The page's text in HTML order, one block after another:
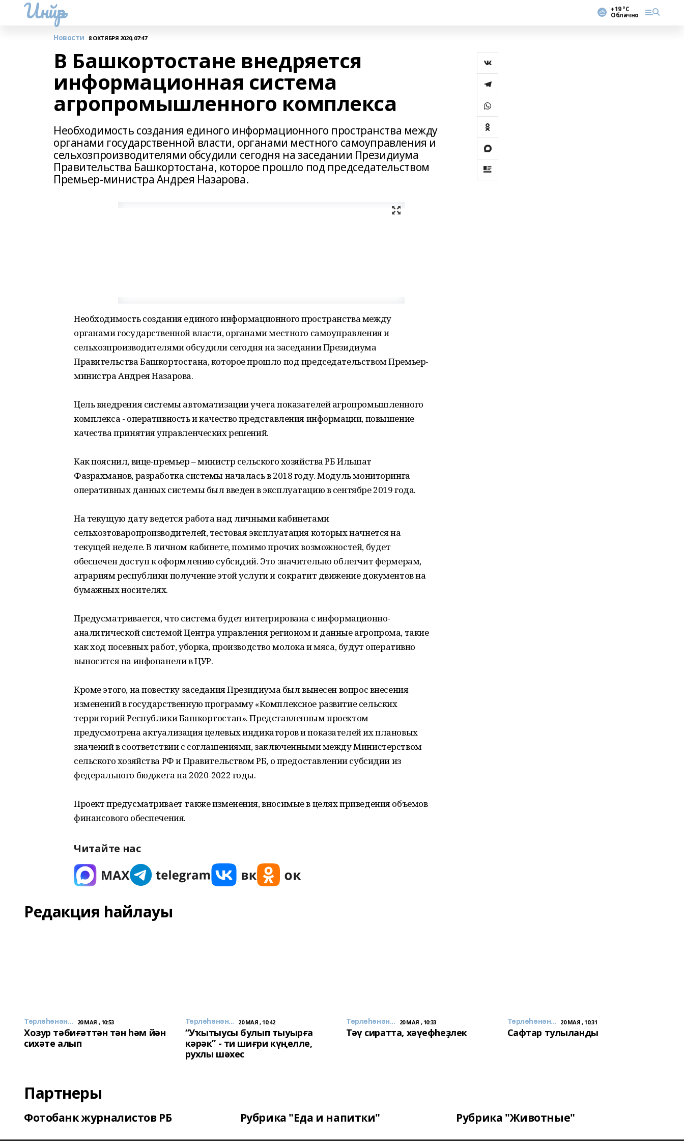
Инйәр +19 °С
Облачно
Новости 8 ОКТЯБРЯ 2020, 07:47
В Башкортостане внедряется
информационная система
агропромышленного комплекса
Необходимость создания единого информационного пространства между
органами государственной власти, органами местного самоуправления и
сельхозпроизводителями обсудили сегодня на заседании Президиума
Правительства Башкортостана, которое прошло под председательством
Премьер-министра Андрея Назарова.
Необходимость создания единого информационного пространства между
органами государственной власти, органами местного самоуправления и
сельхозпроизводителями обсудили сегодня на заседании Президиума
Правительства Башкортостана, которое прошло под председательством Премьер-
министра Андрея Назарова.
Цель внедрения системы автоматизации учета показателей агропромышленного
комплекса - оперативность и качество представления информации, повышение
качества принятия управленческих решений.
Как пояснил, вице-премьер – министр сельского хозяйства РБ Ильшат
Фазрахманов, разработка системы началась в 2018 году. Модуль мониторинга
оперативных данных системы был введен в эксплуатацию в сентябре 2019 года.
На текущую дату ведется работа над личными кабинетами
сельхозтоваропроизводителей, тестовая эксплуатация которых начнется на
текущей неделе. В личном кабинете, помимо прочих возможностей, будет
обеспечен доступ к оформлению субсидий. Это значительно облегчит фермерам,
аграриям республики получение этой услуги и сократит движение документов на
бумажных носителях.
Предусматривается, что система будет интегрирована с информационно-
аналитической системой Центра управления регионом и данные агропрома, такие
как ход посевных работ, уборка, производство молока и мяса, будут оперативно
выносится на инфопанели в ЦУР.
Кроме этого, на повестку заседания Президиума был вынесен вопрос внесения
изменений в государственную программу «Комплексное развитие сельских
территорий Республики Башкортостан». Представленным проектом
предусмотрена актуализация целевых индикаторов и показателей их плановых
значений в соответствии с соглашениями, заключенными между Министерством
сельского хозяйства РФ и Правительством РБ, о предоставлении субсидии из
федерального бюджета на 2020-2022 годы.
Проект предусматривает также изменения, вносимые в целях приведения объемов
финансового обеспечения.
Читайте нас
Редакция һайлауы
Төрлөһөнән... 20 МАЯ , 10:53
Хозур тәбиғәттән тән һәм йән
сихәте алып
Төрлөһөнән... 20 МАЯ , 10:42
“Уҡытыусы булып тыуырға
кәрәк” - ти шиғри күңелле,
рухлы шәхес
Төрлөһөнән... 20 МАЯ , 10:33
Тәү сиратта, хәүефһеҙлек
Төрлөһөнән... 20 МАЯ , 10:31
Сафтар тулыланды
Партнеры
Фотобанк журналистов РБ Рубрика "Еда и напитки" Рубрика "Животные"